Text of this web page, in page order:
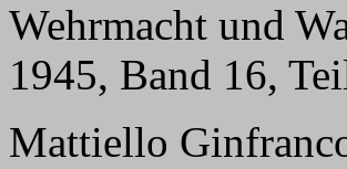
Wehrmacht und
1945, Band 16,
Mattiello